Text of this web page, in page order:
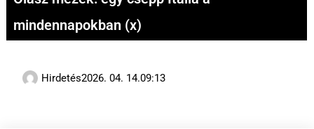
mindennapokban (x)
Hirdetés2026. 04. 14.09:13